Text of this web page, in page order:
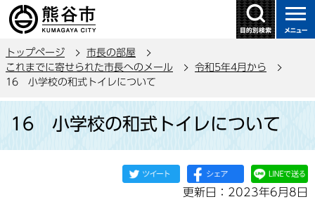
の
ー
ジ
で
トップページ
市長の部屋
これまでに寄せられた市長へのメール
令和5年4月から
16 小学校の和式トイレについて
16 小学校の和式トイレについて
更新日：2023年6月8日